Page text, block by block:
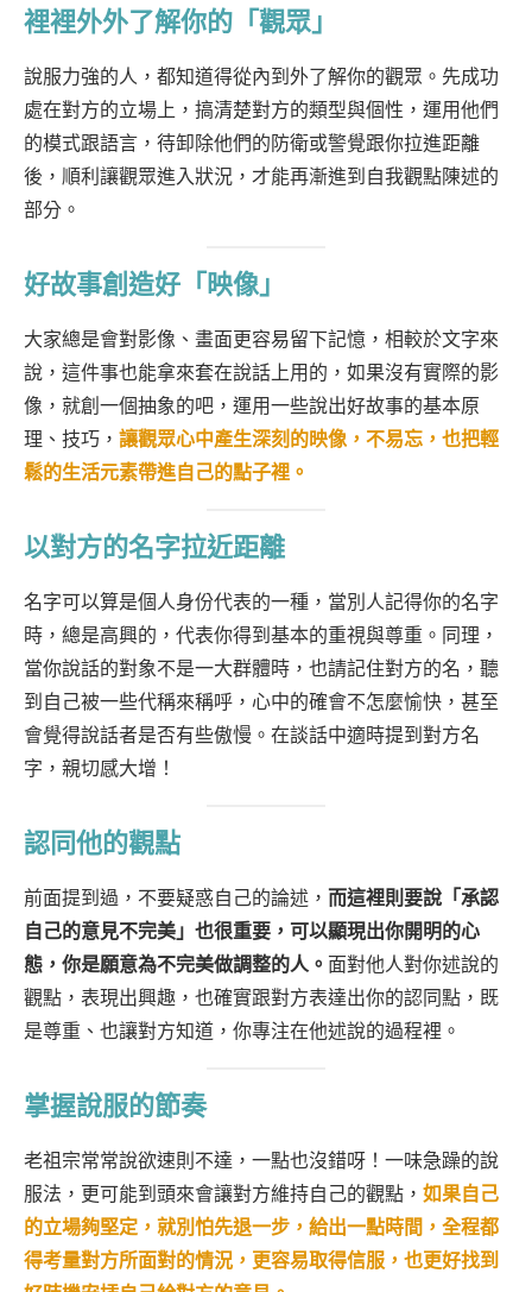
裡裡外外了解你的「觀眾」
說服力強的人，都知道得從內到外了解你的觀眾。先成功
處在對方的立場上，搞清楚對方的類型與個性，運用他們
的模式跟語言，待卸除他們的防衛或警覺跟你拉進距離
後，順利讓觀眾進入狀況，才能再漸進到自我觀點陳述的
部分。
好故事創造好「映像」
大家總是會對影像、畫面更容易留下記憶，相較於文字來
說，這件事也能拿來套在說話上用的，如果沒有實際的影
像，就創一個抽象的吧，運用一些說出好故事的基本原
理、技巧， 讓觀眾心中產生深刻的映像，不易忘，也把輕
鬆的生活元素帶進自己的點子裡。
以對方的名字拉近距離
名字可以算是個人身份代表的一種，當別人記得你的名字
時，總是高興的，代表你得到基本的重視與尊重。同理，
當你說話的對象不是一大群體時，也請記住對方的名，聽
到自己被一些代稱來稱呼，心中的確會不怎麼愉快，甚至
會覺得說話者是否有些傲慢。在談話中適時提到對方名
字，親切感大增！
認同他的觀點
前面提到過，不要疑惑自己的論述， 而這裡則要說「承認
自己的意見不完美」也很重要，可以顯現出你開明的心
態，你是願意為不完美做調整的人。 面對他人對你述說的
觀點，表現出興趣，也確實跟對方表達出你的認同點，既
是尊重、也讓對方知道，你專注在他述說的過程裡。
掌握說服的節奏
老祖宗常常說欲速則不達，一點也沒錯呀！一味急躁的說
服法，更可能到頭來會讓對方維持自己的觀點， 如果自己
的立場夠堅定，就別怕先退一步，給出一點時間，全程都
得考量對方所面對的情況，更容易取得信服，也更好找到